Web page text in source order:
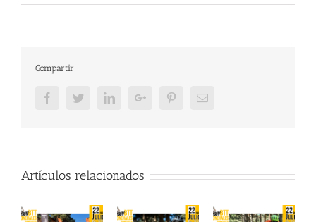
Compartir
FacebookTwitterLinkedInGoogle+ PinterestEmail
Artículos relacionados